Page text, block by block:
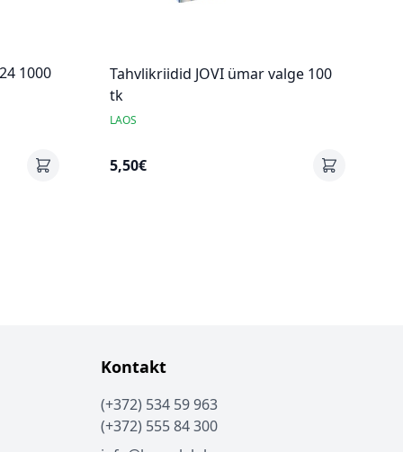
1000
Tahvlikriidid JOVI ümar valge 100
tk
LAOS
5,50€
Kontakt
(+372) 534 59 963
(+372) 555 84 300